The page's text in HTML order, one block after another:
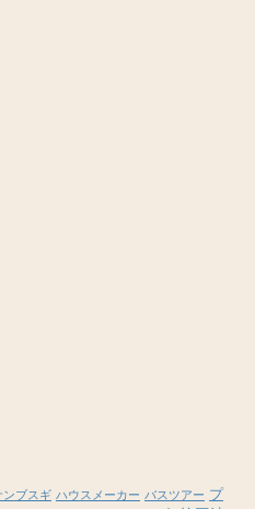
ンブスギ ハウスメーカー バスツアー プ